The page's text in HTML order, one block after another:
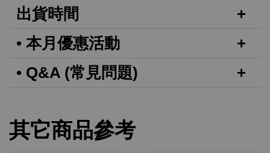
出貨時間
• 本月優惠活動
• Q&A (常見問題)
其它商品參考